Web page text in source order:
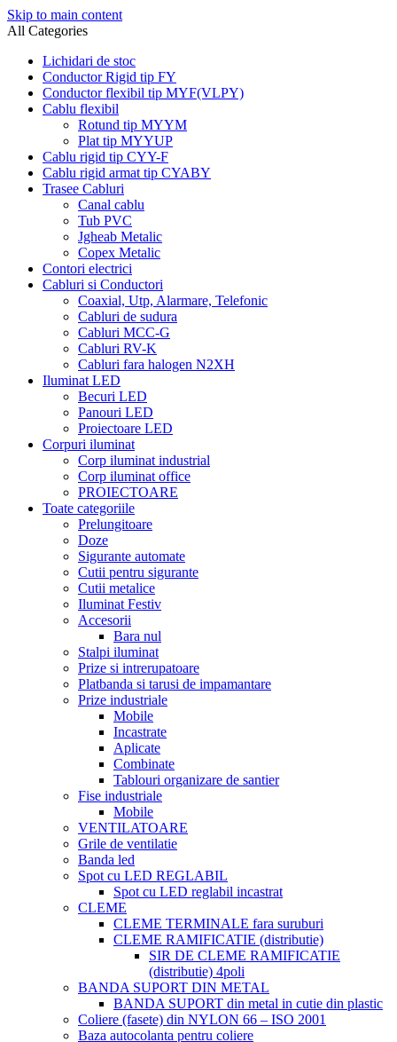
Skip to main content
All Categories
Lichidari de stoc
Conductor Rigid tip FY
Conductor flexibil tip MYF(VLPY)
Cablu flexibil
Rotund tip MYYM
Plat tip MYYUP
Cablu rigid tip CYY-F
Cablu rigid armat tip CYABY
Trasee Cabluri
Canal cablu
Tub PVC
Jgheab Metalic
Copex Metalic
Contori electrici
Cabluri si Conductori
Coaxial, Utp, Alarmare, Telefonic
Cabluri de sudura
Cabluri MCC-G
Cabluri RV-K
Cabluri fara halogen N2XH
Iluminat LED
Becuri LED
Panouri LED
Proiectoare LED
Corpuri iluminat
Corp iluminat industrial
Corp iluminat office
PROIECTOARE
Toate categoriile
Prelungitoare
Doze
Sigurante automate
Cutii pentru sigurante
Cutii metalice
Iluminat Festiv
Accesorii
Bara nul
Stalpi iluminat
Prize si intrerupatoare
Platbanda si tarusi de impamantare
Prize industriale
Mobile
Incastrate
Aplicate
Combinate
Tablouri organizare de santier
Fise industriale
Mobile
VENTILATOARE
Grile de ventilatie
Banda led
Spot cu LED REGLABIL
Spot cu LED reglabil incastrat
CLEME
CLEME TERMINALE fara suruburi
CLEME RAMIFICATIE (distributie)
SIR DE CLEME RAMIFICATIE
(distributie) 4poli
BANDA SUPORT DIN METAL
BANDA SUPORT din metal in cutie din plastic
Coliere (fasete) din NYLON 66 – ISO 2001
Baza autocolanta pentru coliere